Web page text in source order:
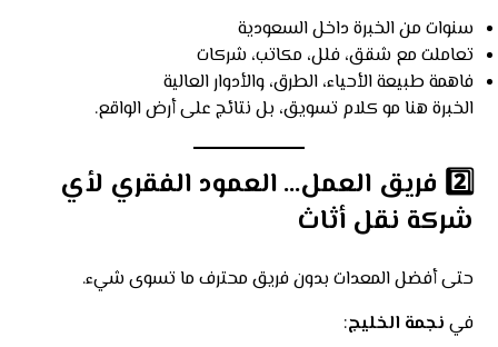
سنوات من الخبرة داخل السعودية
تعاملت مع شقق، فلل، مكاتب، شركات
فاهمة طبيعة الأحياء، الطرق، والأدوار العالية
الخبرة هنا مو كلام تسويق، بل نتائج على أرض الواقع.
2️⃣ فريق العمل… العمود الفقري لأي
شركة نقل أثاث
حتى أفضل المعدات بدون فريق محترف ما تسوى شيء.
في نجمة الخليج: